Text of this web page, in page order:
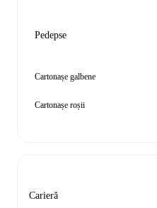
Pedepse
Cartonașe galbene
Cartonașe roșii
Carieră